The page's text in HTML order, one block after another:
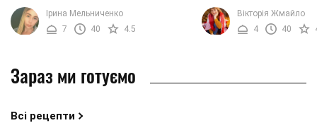
інгредієнти для страви, можна
приготувати деруни. Робити їх
досить просто і ...
Ірина Мельниченко
7
40 4.5
обіду, який легко
хрусткі деруни також
нашвидкоруч для ...
Вікторія Жмайло
4
40
Зараз ми готуємо
Всі рецепти